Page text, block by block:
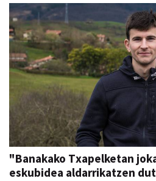
"Banakako Txapelketan
eskubidea aldarrikatzen